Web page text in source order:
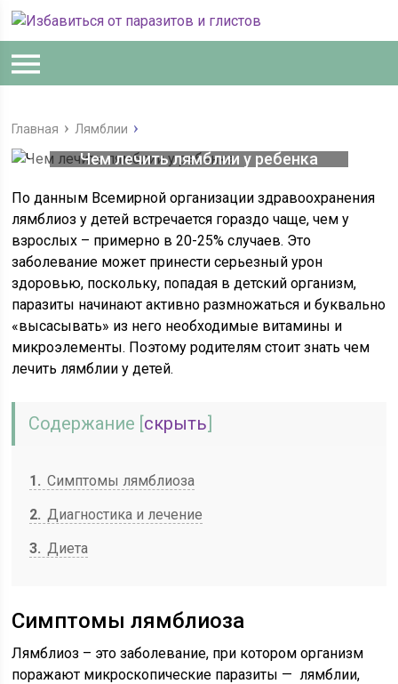
Главная Лямблии
Чем лечить лямблии у ребенка
По данным Всемирной организации здравоохранения
лямблиоз у детей встречается гораздо чаще, чем у
взрослых – примерно в 20-25% случаев. Это
заболевание может принести серьезный урон
здоровью, поскольку, попадая в детский организм,
паразиты начинают активно размножаться и буквально
«высасывать» из него необходимые витамины и
микроэлементы. Поэтому родителям стоит знать чем
лечить лямблии у детей.
Содержание [скрыть]
1
Симптомы лямблиоза
2 Диагностика и лечение
3 Диета
Симптомы лямблиоза
Лямблиоз – это заболевание, при котором организм
поражают микроскопические паразиты — лямблии,